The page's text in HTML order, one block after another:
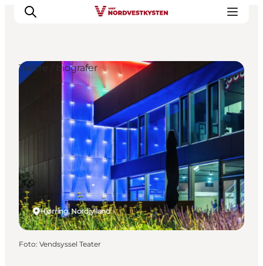
Feriesteder
Inspiration
Handicapvenlig ferie
Events
Overnatning
Planlæg din ferie
Hjørring, Nordjylland
Teatre / biografer
Foto: Vendsyssel Teater